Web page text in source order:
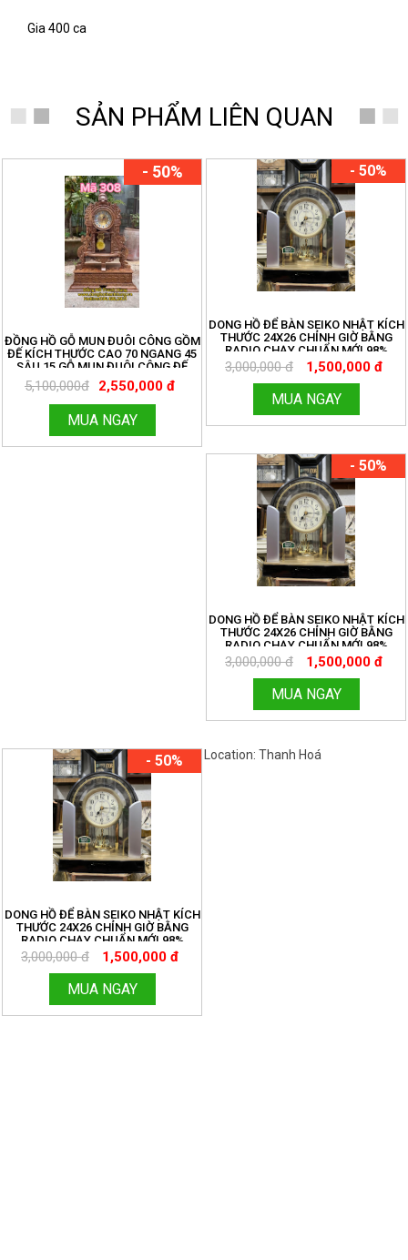
Gia 400 ca
SẢN PHẨM LIÊN QUAN
- 50%
ĐỒNG HỒ GỖ MUN ĐUÔI CÔNG GỒM
ĐẾ KÍCH THƯỚC CAO 70 NGANG 45
SÂU 15 GỖ MUN ĐUÔI CÔNG ĐẾ
20X50 CAO 20. CÓ CHUÔNG NHẠC
CỔ ĐIỆN TỬ NGHE RẤT HAY
5,100,000đ 2,550,000 đ
MUA NGAY
- 50%
DONG HỒ ĐỂ BÀN SEIKO NHẬT KÍCH
THƯỚC 24X26 CHỈNH GIỜ BẰNG
RADIO CHẠY CHUẨN MỚI 98%
3,000,000 đ 1,500,000 đ
MUA NGAY
- 50%
DONG HỒ ĐỂ BÀN SEIKO NHẬT KÍCH
THƯỚC 24X26 CHỈNH GIỜ BẰNG
RADIO CHẠY CHUẨN MỚI 98%
3,000,000 đ 1,500,000 đ
MUA NGAY
- 50%
DONG HỒ ĐỂ BÀN SEIKO NHẬT KÍCH
THƯỚC 24X26 CHỈNH GIỜ BẰNG
RADIO CHẠY CHUẨN MỚI 98%
3,000,000 đ 1,500,000 đ
MUA NGAY
Location: Thanh Hoá